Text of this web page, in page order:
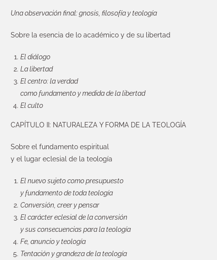
Una observación final: gnosis, filosofía y teología
Sobre la esencia de lo académico y de su libertad
El diálogo
La libertad
El centro: la verdad
como fundamento y medida de la libertad
El culto
CAPÍTULO II: NATURALEZA Y FORMA DE LA TEOLOGÍA
Sobre el fundamento espiritual
y el lugar eclesial de la teología
El nuevo sujeto como presupuesto
y fundamento de toda teología
Conversión, creer y pensar
El carácter eclesial de la conversión
y sus consecuencias para la teología
Fe, anuncio y teología
Tentación y grandeza de la teología